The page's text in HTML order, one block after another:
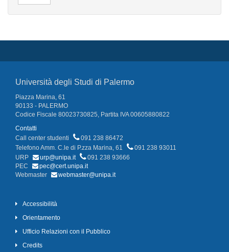
Università degli Studi di Palermo
Piazza Marina, 61
90133 - PALERMO
Codice Fiscale 80023730825, Partita IVA 00605880822
Contatti
Call center studenti
091 238 86472
Telefono Amm. C.le di P.zza Marina, 61
091 238 93011
URP
urp@unipa.it
091 238 93666
PEC
pec@cert.unipa.it
Webmaster
webmaster@unipa.it
Accessibilità
Orientamento
Ufficio Relazioni con il Pubblico
Credits